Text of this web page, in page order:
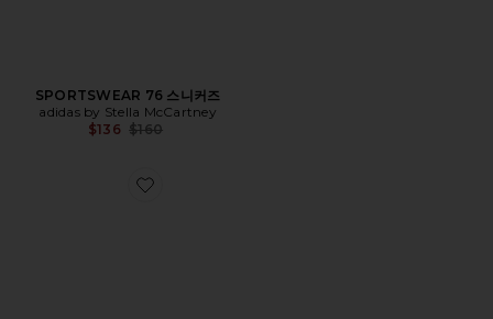
SPORTSWEAR 76 스니커즈
adidas by Stella McCartney
$136 Previous price:
$160
Favorite ADISTAR 스니커즈